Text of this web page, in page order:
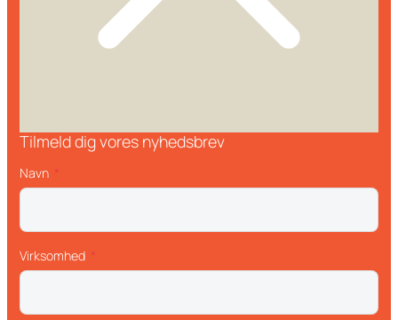
Tilmeld dig vores nyhedsbrev
Navn
Virksomhed